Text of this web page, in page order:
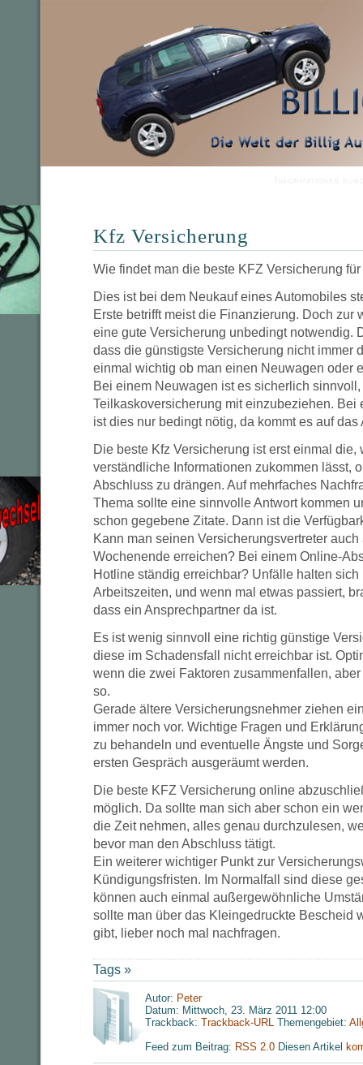
Kfz Versicherung
Wie findet man die beste KFZ Versicherung
Dies ist bei dem Neukauf eines Automobiles
Erste betrifft meist die Finanzierung. Doch zur
eine gute Versicherung unbedingt notwendig.
dass die günstigste Versicherung nicht immer
einmal wichtig ob man einen Neuwagen oder
Bei einem Neuwagen ist es sicherlich
Teilkaskoversicherung mit einzubeziehen. Bei
ist dies nur bedingt nötig, da kommt es auf das
Die beste Kfz Versicherung ist erst einmal die,
verständliche Informationen zukommen lässt,
Abschluss zu drängen. Auf mehrfaches
Thema sollte eine sinnvolle Antwort kommen
schon gegebene Zitate. Dann ist die
Kann man seinen Versicherungsvertreter
Wochenende erreichen? Bei einem Online-
Hotline ständig erreichbar? Unfälle halten sich
Arbeitszeiten, und wenn mal etwas passiert,
dass ein Ansprechpartner da ist.
Es ist wenig sinnvoll eine richtig günstige
diese im Schadensfall nicht erreichbar ist.
wenn die zwei Faktoren zusammenfallen,
so.
Gerade ältere Versicherungsnehmer ziehen
immer noch vor. Wichtige Fragen und
zu behandeln und eventuelle Ängste und
ersten Gespräch ausgeräumt werden.
Die beste KFZ Versicherung online
möglich. Da sollte man sich aber schon ein
die Zeit nehmen, alles genau durchzulesen,
bevor man den Abschluss tätigt.
Ein weiterer wichtiger Punkt zur
Kündigungsfristen. Im Normalfall sind diese
können auch einmal außergewöhnliche
sollte man über das Kleingedruckte Bescheid
gibt, lieber noch mal nachfragen.
Tags »
Autor: Peter
Datum: Mittwoch, 23. März 2011 12:00
Trackback: Trackback-URL Themengebiet:
Feed zum Beitrag: RSS 2.0 Diesen Artikel